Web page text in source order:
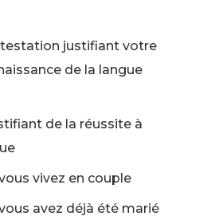
justifiant votre
de la langue
de la réussite à
vivez en couple
avez déjà été marié